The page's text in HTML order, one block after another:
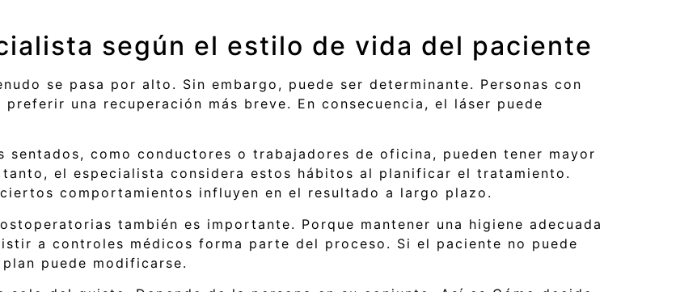
según el estilo de vida del paciente
se pasa por alto. Sin embargo, puede ser determinante. Personas con
una recuperación más breve. En consecuencia, el láser puede
sentados, como conductores o trabajadores de oficina, pueden tener mayor
el especialista considera estos hábitos al planificar el tratamiento.
comportamientos influyen en el resultado a largo plazo.
también es importante. Porque mantener una higiene adecuada
a controles médicos forma parte del proceso. Si el paciente no puede
puede modificarse.